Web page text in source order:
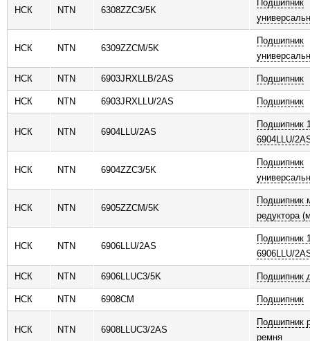
НСК NTN 6308ZZC3/5K
Подшипник
НСК NTN 6309ZZCM/5K
Подшипник
НСК NTN 6903JRXLLB/2AS Подшипник
НСК NTN 6903JRXLLU/2AS Подшипник
НСК NTN 6904LLU/2AS
Подшипник
6904LLU/
НСК NTN 6904ZZC3/5K
Подшипник
НСК NTN 6905ZZCM/5K
Подшипник
редуктора
НСК NTN 6906LLU/2AS
Подшипник
6906LLU/
НСК NTN 6906LLUC3/5K Подшипник
НСК NTN 6908CM Подшипник
НСК NTN 6908LLUC3/2AS
Подшипник
ремня